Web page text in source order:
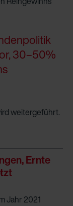
30–50%
weitergeführt.
Ernte
Jahr 2021